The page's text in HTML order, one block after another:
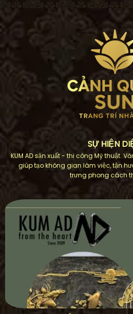
SỰ HIỆN
KUM AD sản xuất - thi công Mỹ thuật.
giúp tạo không gian làm việc, tận
trưng phong cách